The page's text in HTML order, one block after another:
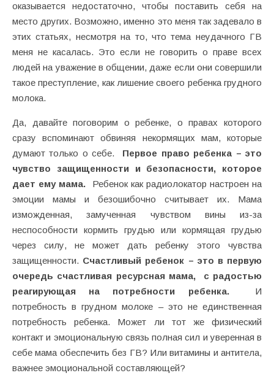
оказывается недостаточно, чтобы поставить себя на
место других. Возможно, именно это меня так задевало в
этих статьях, несмотря на то, что тема неудачного ГВ
меня не касалась. Это если не говорить о праве всех
людей на уважение в общении, даже если они совершили
такое преступление, как лишение своего ребенка грудного
молока.
Да, давайте поговорим о ребенке, о правах которого
сразу вспоминают обвиняя некормящих мам, которые
думают только о себе.
Первое право ребенка – это
чувство защищенности и безопасности, которое
дает ему мама.
Ребенок как радиолокатор настроен на
эмоции мамы и безошибочно считывает их. Мама
изможденная, замученная чувством вины из-за
неспособности кормить грудью или кормящая грудью
через силу, не может дать ребенку этого чувства
защищенности. Счастливый ребенок – это в первую
очередь счастливая ресурсная мама,
с радостью
реагирующая на потребности ребенка.И
потребность в грудном молоке – это не единственная
потребность ребенка. Может ли тот же физический
контакт и эмоциональную связь полная сил и уверенная в
себе мама обеспечить без ГВ? Или витамины и антитела,
важнее эмоциональной составляющей?